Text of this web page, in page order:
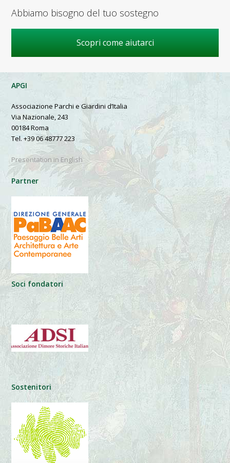
Abbiamo bisogno del tuo sostegno
Scopri come aiutarci
APGI
Associazione Parchi e Giardini d’Italia
Via Nazionale, 243
00184 Roma
Tel. +39 06 48777 223
Presentation in English
Partner
Soci fondatori
Sostenitori